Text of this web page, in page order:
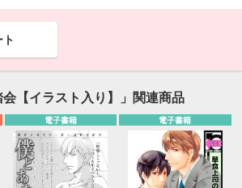
ト
会【イラスト入り】」関連商品
電子書籍 電子書籍